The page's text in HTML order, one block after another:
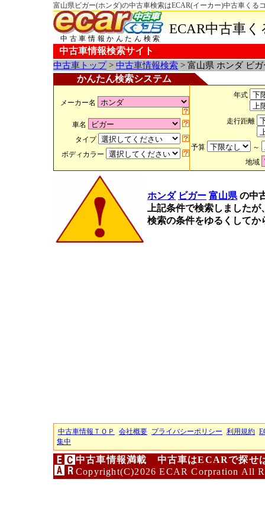
富山県ビガー(ホンダ)の中古車検索はECAR(イーカー)中古車くる
中古車情報かんたん検索
ECAR中古車
中古車情報検索サイト
中古車トップ> 中古車情報検索 > 富山県 ホンダ ビ
かんたん検索システム
メーカー名
車名
タイプ
ボディカラー
年式
走行距離
予算
～
地域
ホンダ ビガー 富山県 の中
上記条件で検索しました
検索の条件をゆるくして
中古車情報ＴＯＰ 会社概要 プライバシーポリシー 利用規約
集中
中古車情報満載 中古車はECARで探せ
Copyright(C)2026 ECAR Corpration All